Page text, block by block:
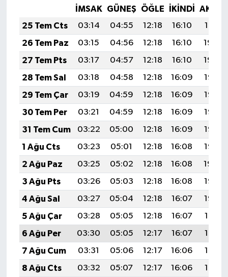
İMSAK GÜNEŞ ÖĞLE İKINDI
25 Tem Cts
03:14 04:55 12:18 16:10
19:31
26 Tem Paz
03:15 04:56 12:18 16:10
19:30
27 Tem Pts
03:17 04:57 12:18 16:10
19:29
28 Tem Sal
03:18 04:58 12:18 16:09
19:28
29 Tem Çar
03:19 04:59 12:18 16:09
19:27
30 Tem Per
03:21 04:59 12:18 16:09
19:27
31 Tem Cum
03:22 05:00 12:18 16:09
19:26
1 Ağu Cts
03:23 05:01 12:18 16:08
19:25
2 Ağu Paz
03:25 05:02 12:18 16:08
19:24
3 Ağu Pts
03:26 05:03 12:18 16:08
19:23
4 Ağu Sal
03:27 05:04 12:18 16:07
19:22
5 Ağu Çar
03:28 05:05 12:18 16:07
19:21
6 Ağu Per
03:30 05:05 12:17 16:07
19:19
7 Ağu Cum
03:31 05:06 12:17 16:06
19:18
8 Ağu Cts
03:32 05:07 12:17 16:06
19:17